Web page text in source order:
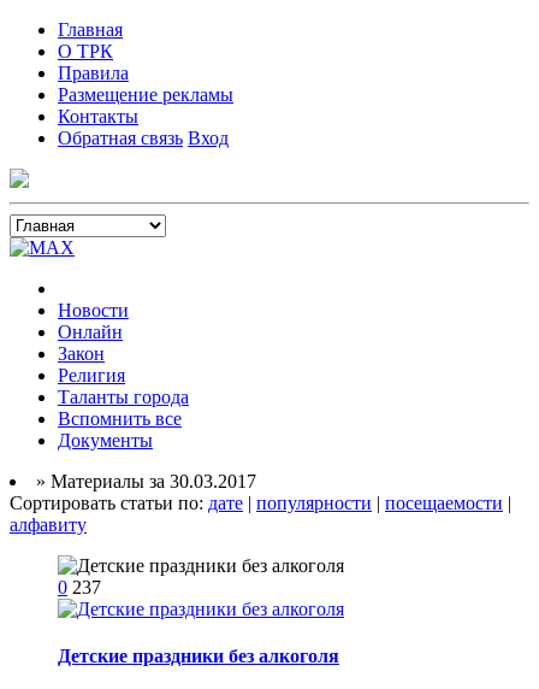
Главная
О ТРК
Правила
Размещение рекламы
Контакты
Обратная связь Вход
Новости
Онлайн
Закон
Религия
Таланты города
Вспомнить все
Документы
» Материалы за 30.03.2017
Сортировать статьи по: дате | популярности | посещаемости |
алфавиту
0 237
Детские праздники без алкоголя